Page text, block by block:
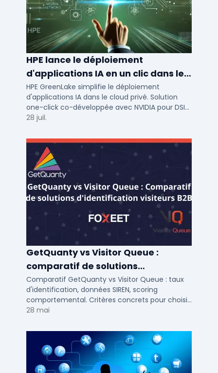
HPE lance le déploiement
d'applications IA en un clic dans le
cloud privé
HPE GreenLake simplifie le déploiement
d'applications IA dans le cloud privé. Solution
one-click co-développée avec NVIDIA pour DSI
de PME et ETI : performance et conformité.
28 juil.
GetQuanty vs Visitor Queue :
comparatif de solutions
d'identification visiteurs B2B
Comparatif GetQuanty vs Visitor Queue : taux
d'identification, données SIREN, scoring
comportemental. Critères concrets pour choisir
votre solution de lead generation B2B en PME et
28 mai